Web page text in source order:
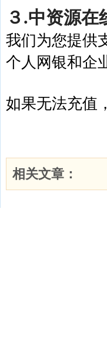
３.中资源
我们为您提供
个人网银和企
如果无法充值
相关文章：